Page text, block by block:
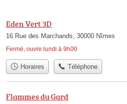
Eden Vert 3D
16 Rue des Marchands, 30000 Nîmes
Fermé, ouvre lundi à 9h00
Horaires Téléphone
Flammes du Gard